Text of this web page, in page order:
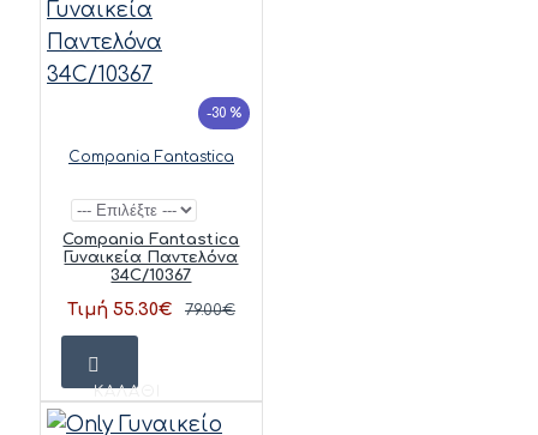
-30 %
Compania Fantastica
Compania Fantastica
Γυναικεία Παντελόνα
34C/10367
Τιμή 55.30€ 79.00€
ΚΑΛΆΘΙ